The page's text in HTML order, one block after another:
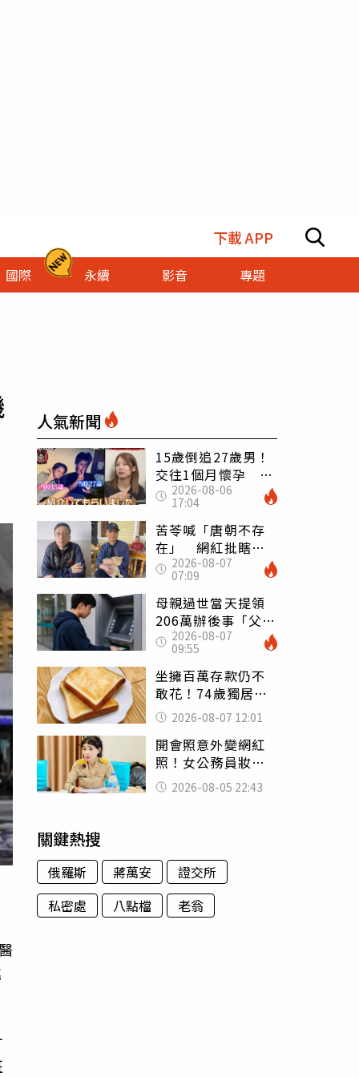
下載 APP
國際 永續 影音 專題
人氣新聞
15歲倒追27歲男！
交往1個月懷孕 36
歲當阿嬤故事曝光
2026-08-06
17:04
苦苓喊「唐朝不存
在」 網紅批瞎編
歷史：李白、杜甫
用鮮卑文寫詩？
2026-08-07
07:09
母親過世當天提領
206萬辦後事「父子
遭判刑」 律師：
搶錢先下手是罪
2026-08-07
09:55
坐擁百萬存款仍不
敢花！74歲獨居翁
「1餐只吃1片吐
司」 半年後暴瘦
嚇壞女兒
2026-08-07 12:01
開會照意外變網紅
照！女公務員妝容
掀2千則留言 本人
怒嗆：化妝有錯嗎
2026-08-05 22:43
關鍵熱搜
俄羅斯 蔣萬安
證交所
私密處
八點檔 老翁